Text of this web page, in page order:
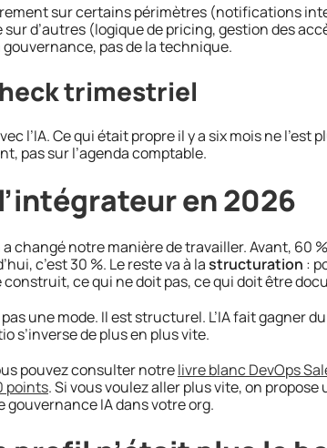
sur certains périmètres (notifications
d’autres (logique de pricing, gestion des
gouvernance, pas de la technique.
trimestriel
l’IA. Ce qui était propre il y a six mois ne
pas sur l’agenda comptable.
en 2026
changé notre manière de travailler. Avant, 60
c’est 30 %. Le reste va à lastructuration :
ce qui ne doit pas, ce qui doit être
une mode. Il est structurel. L’IA fait gagner
s’inverse de plus en plus vite.
pouvez consulter notrelivre blanc DevOps
points. Si vous voulez aller plus vite, on propose
gouvernance IA dans votre org.